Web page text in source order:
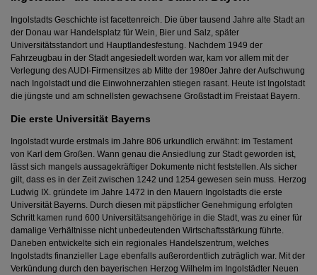
Ingolstadts Geschichte ist facettenreich. Die über tausend Jahre alte Stadt an
der Donau war Handelsplatz für Wein, Bier und Salz, später
Universitätsstandort und Hauptlandesfestung. Nachdem 1949 der
Fahrzeugbau in der Stadt angesiedelt worden war, kam vor allem mit der
Verlegung des AUDI-Firmensitzes ab Mitte der 1980er Jahre der Aufschwung
nach Ingolstadt und die Einwohnerzahlen stiegen rasant. Heute ist Ingolstadt
die jüngste und am schnellsten gewachsene Großstadt im Freistaat Bayern.
Die erste Universität Bayerns
Ingolstadt wurde erstmals im Jahre 806 urkundlich erwähnt: im Testament
von Karl dem Großen. Wann genau die Ansiedlung zur Stadt geworden ist,
lässt sich mangels aussagekräftiger Dokumente nicht feststellen. Als sicher
gilt, dass es in der Zeit zwischen 1242 und 1254 gewesen sein muss. Herzog
Ludwig IX. gründete im Jahre 1472 in den Mauern Ingolstadts die erste
Universität Bayerns. Durch diesen mit päpstlicher Genehmigung erfolgten
Schritt kamen rund 600 Universitätsangehörige in die Stadt, was zu einer für
damalige Verhältnisse nicht unbedeutenden Wirtschaftsstärkung führte.
Daneben entwickelte sich ein regionales Handelszentrum, welches
Ingolstadts finanzieller Lage ebenfalls außerordentlich zuträglich war. Mit der
Verkündung durch den bayerischen Herzog Wilhelm im Ingolstädter Neuen